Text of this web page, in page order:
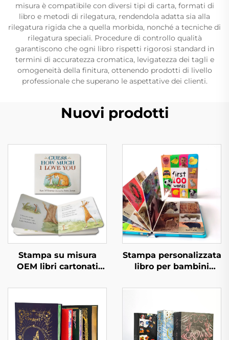
misura è compatibile con diversi tipi di carta, formati di
libro e metodi di rilegatura, rendendola adatta sia alla
rilegatura rigida che a quella morbida, nonché a tecniche di
rilegatura speciali. Procedure di controllo qualità
garantiscono che ogni libro rispetti rigorosi standard in
termini di accuratezza cromatica, levigatezza dei tagli e
omogeneità della finitura, ottenendo prodotti di livello
professionale che superano le aspettative dei clienti.
Nuovi prodotti
Stampa su misura
OEM libri cartonati
libri per bambini in
inglese libri interattivi
per bambini stampa
libri cartonati
Stampa personalizzata
libro per bambini
parole educative libro
rigida